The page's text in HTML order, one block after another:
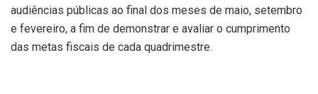
audiências públicas ao final dos meses de maio, setembro
e fevereiro, a fim de demonstrar e avaliar o cumprimento
das metas fiscais de cada quadrimestre.